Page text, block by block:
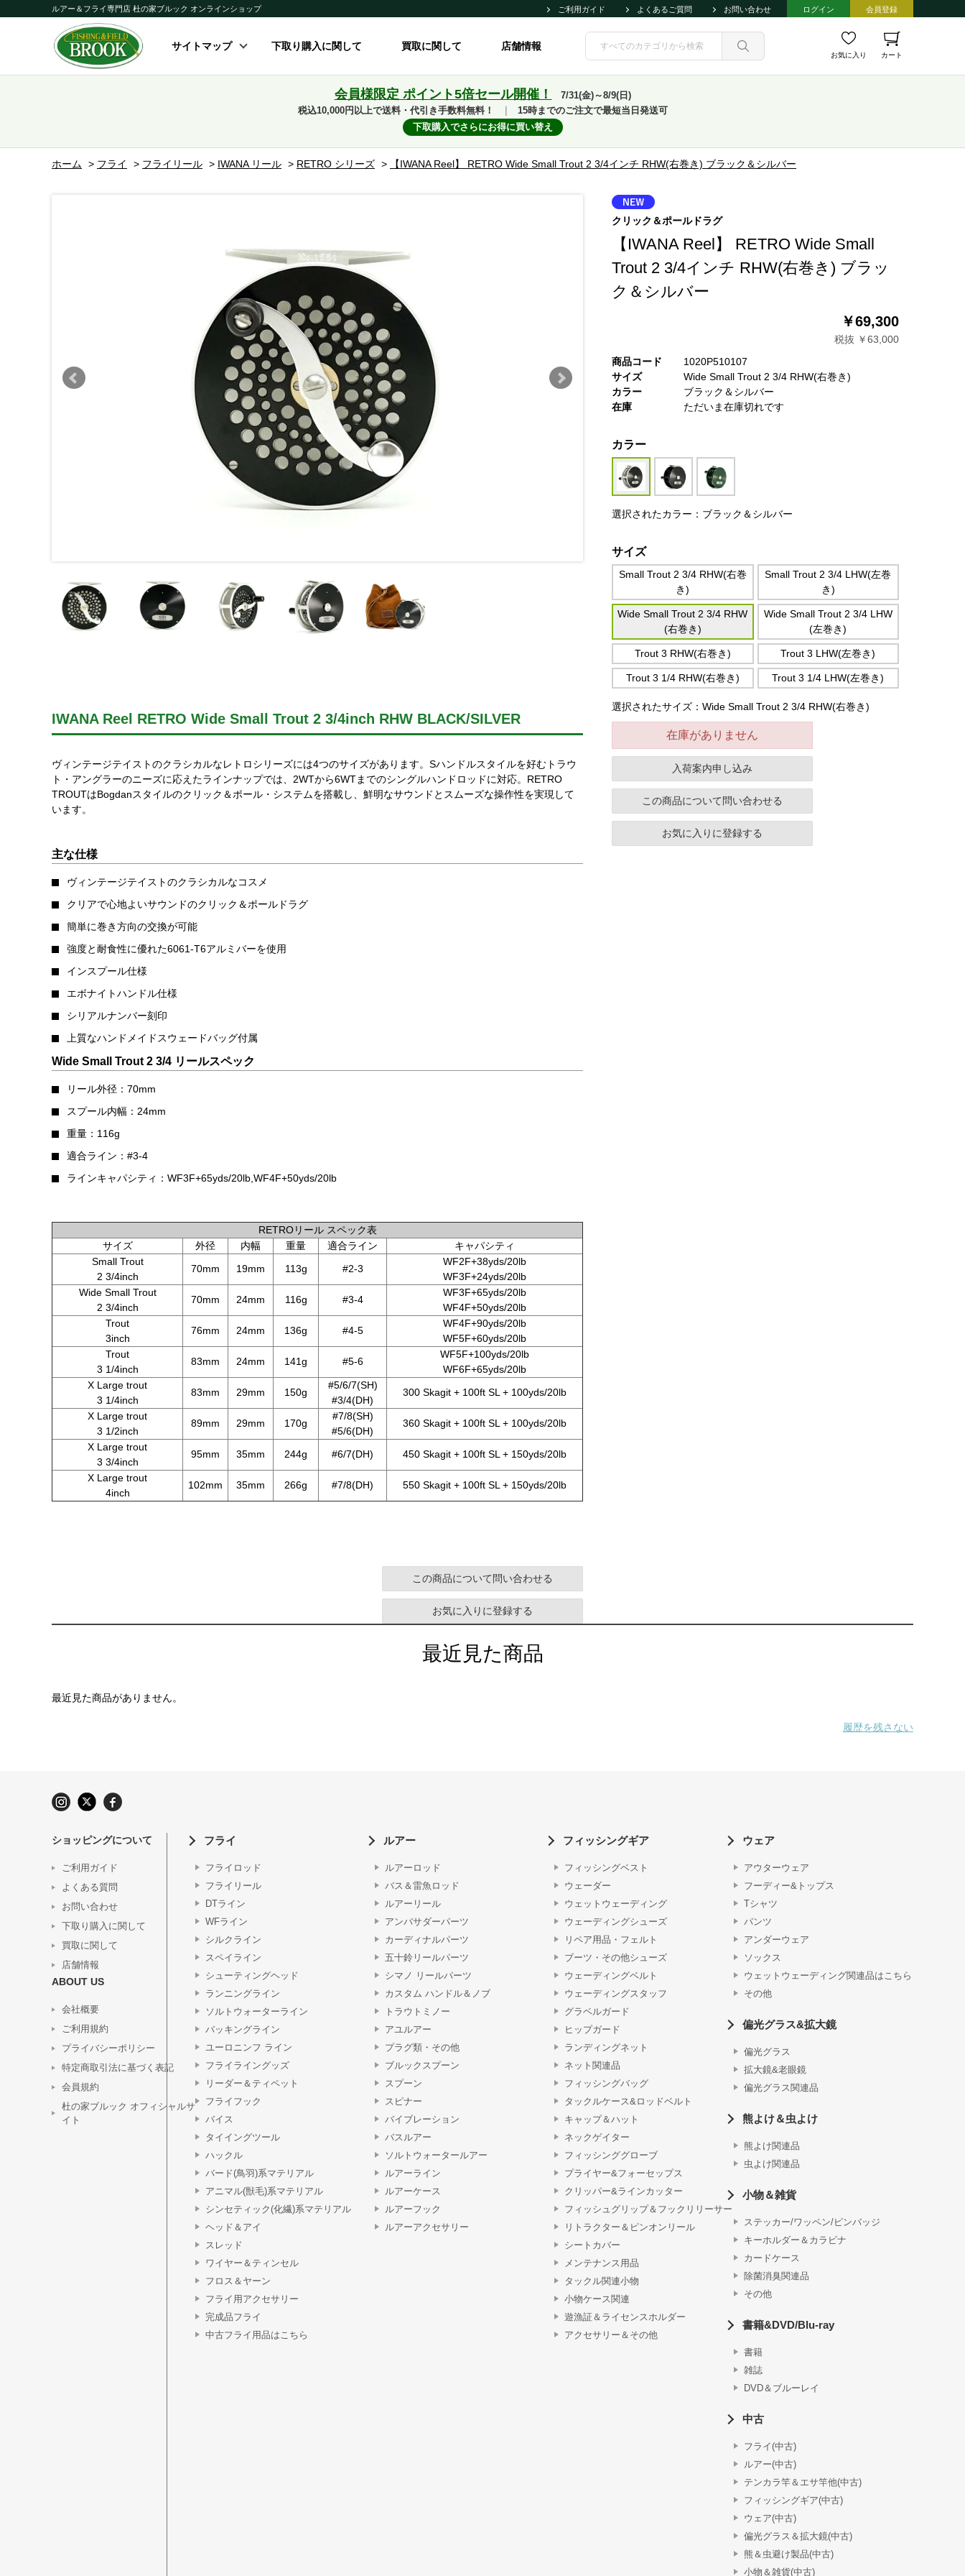
ルアー＆フライ専門店 杜の家ブルック オンラインショップ ご利用ガイド よくあるご質問 お問い合わせ ログイン 会員登録
サイトマップ 下取り購入に関して 買取に関して 店舗情報
お気に入り カート
会員様限定 ポイント5倍セール開催！
7/31(金)～8/9(日)
税込10,000円以上で送料・代引き手数料無料！
15時までのご注文で最短当日発送可
下取購入でさらにお得に買い替え
ホーム > フライ > フライリール > IWANA リール > RETRO シリーズ > 【IWANA Reel】 RETRO Wide Small Trout 2 3/4インチ RHW(右巻き) ブラック＆シルバー
IWANA Reel RETRO Wide Small Trout 2 3/4inch RHW BLACK/SILVER
ヴィンテージテイストのクラシカルなレトロシリーズには4つのサイズがあります。Sハンドルスタイルを好むトラウ
ト・アングラーのニーズに応えたラインナップでは、2WTから6WTまでのシングルハンドロッドに対応。RETRO
TROUTはBogdanスタイルのクリック＆ポール・システムを搭載し、鮮明なサウンドとスムーズな操作性を実現して
います。
主な仕様
ヴィンテージテイストのクラシカルなコスメ
クリアで心地よいサウンドのクリック＆ポールドラグ
簡単に巻き方向の交換が可能
強度と耐食性に優れた6061-T6アルミバーを使用
インスプール仕様
エボナイトハンドル仕様
シリアルナンバー刻印
上質なハンドメイドスウェードバッグ付属
Wide Small Trout 2 3/4 リールスペック
リール外径：70mm
スプール内幅：24mm
重量：116g
適合ライン：#3-4
ラインキャパシティ：WF3F+65yds/20lb,WF4F+50yds/20lb
RETROリール スペック表
サイズ
外径 内幅 重量 適合ライン
キャパシティ
Small Trout
2 3/4inch
70mm 19mm 113g #2-3
WF2F+38yds/20lb
WF3F+24yds/20lb
Wide Small Trout
2 3/4inch
70mm 24mm 116g #3-4
WF3F+65yds/20lb
WF4F+50yds/20lb
Trout
3inch
76mm 24mm 136g #4-5
WF4F+90yds/20lb
WF5F+60yds/20lb
Trout
3 1/4inch
83mm 24mm 141g #5-6
WF5F+100yds/20lb
WF6F+65yds/20lb
X Large trout
3 1/4inch
83mm 29mm 150g
#5/6/7(SH)
#3/4(DH)
300 Skagit + 100ft SL + 100yds/20lb
X Large trout
3 1/2inch
89mm 29mm 170g
#7/8(SH)
#5/6(DH)
360 Skagit + 100ft SL + 100yds/20lb
X Large trout
3 3/4inch
95mm 35mm 244g #6/7(DH) 450 Skagit + 100ft SL + 150yds/20lb
X Large trout
4inch
102mm 35mm 266g #7/8(DH) 550 Skagit + 100ft SL + 150yds/20lb
クリック＆ポールドラグ
【IWANA Reel】 RETRO Wide Small
Trout 2 3/4インチ RHW(右巻き) ブラッ
ク＆シルバー
￥69,300
税抜 ￥63,000
商品コード
1020P510107
サイズ
Wide Small Trout 2 3/4 RHW(右巻き)
カラー
ブラック＆シルバー
在庫
ただいま在庫切れです
カラー
選択されたカラー：ブラック＆シルバー
サイズ
Small Trout 2 3/4 RHW(右巻
き)
Small Trout 2 3/4 LHW(左巻
き)
Wide Small Trout 2 3/4 RHW
(右巻き)
Wide Small Trout 2 3/4 LHW
(左巻き)
Trout 3 RHW(右巻き) Trout 3 LHW(左巻き)
Trout 3 1/4 RHW(右巻き) Trout 3 1/4 LHW(左巻き)
選択されたサイズ：Wide Small Trout 2 3/4 RHW(右巻き)
在庫がありません
入荷案内申し込み
この商品について問い合わせる
お気に入りに登録する
この商品について問い合わせる
お気に入りに登録する
最近見た商品
最近見た商品がありません。
履歴を残さない
ショッピングについて
ご利用ガイド
よくある質問
お問い合わせ
下取り購入に関して
買取に関して
店舗情報
ABOUT US
会社概要
ご利用規約
プライバシーポリシー
特定商取引法に基づく表記
会員規約
杜の家ブルック オフィシャルサ
イト
フライ
フライロッド
フライリール
DTライン
WFライン
シルクライン
スペイライン
シューティングヘッド
ランニングライン
ソルトウォーターライン
バッキングライン
ユーロニンフ ライン
フライライングッズ
リーダー＆ティペット
フライフック
バイス
タイイングツール
ハックル
バード(鳥羽)系マテリアル
アニマル(獣毛)系マテリアル
シンセティック(化繊)系マテリアル
ヘッド＆アイ
スレッド
ワイヤー＆ティンセル
フロス＆ヤーン
フライ用アクセサリー
完成品フライ
中古フライ用品はこちら
ルアー
ルアーロッド
バス＆雷魚ロッド
ルアーリール
アンバサダーパーツ
カーディナルパーツ
五十鈴リールパーツ
シマノ リールパーツ
カスタム ハンドル＆ノブ
トラウトミノー
アユルアー
プラグ類・その他
ブルックスプーン
スプーン
スピナー
バイブレーション
バスルアー
ソルトウォータールアー
ルアーライン
ルアーケース
ルアーフック
ルアーアクセサリー
フィッシングギア
フィッシングベスト
ウェーダー
ウェットウェーディング
ウェーディングシューズ
リペア用品・フェルト
ブーツ・その他シューズ
ウェーディングベルト
ウェーディングスタッフ
グラベルガード
ヒップガード
ランディングネット
ネット関連品
フィッシングバッグ
タックルケース&ロッドベルト
キャップ＆ハット
ネックゲイター
フィッシンググローブ
プライヤー&フォーセップス
クリッパー&ラインカッター
フィッシュグリップ＆フックリリーサー
リトラクター＆ピンオンリール
シートカバー
メンテナンス用品
タックル関連小物
小物ケース関連
遊漁証＆ライセンスホルダー
アクセサリー＆その他
ウェア
アウターウェア
フーディー&トップス
Tシャツ
パンツ
アンダーウェア
ソックス
ウェットウェーディング関連品はこちら
その他
偏光グラス&拡大鏡
偏光グラス
拡大鏡&老眼鏡
偏光グラス関連品
熊よけ＆虫よけ
熊よけ関連品
虫よけ関連品
小物＆雑貨
ステッカー/ワッペン/ピンバッジ
キーホルダー＆カラビナ
カードケース
除菌消臭関連品
その他
書籍&DVD/Blu-ray
書籍
雑誌
DVD＆ブルーレイ
中古
フライ(中古)
ルアー(中古)
テンカラ竿＆エサ竿他(中古)
フィッシングギア(中古)
ウェア(中古)
偏光グラス＆拡大鏡(中古)
熊＆虫避け製品(中古)
小物＆雑貨(中古)